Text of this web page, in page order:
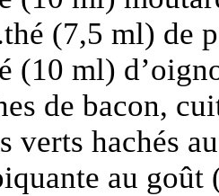
(7,5 ml) de
(10 ml)
de bacon,
verts hachés
au